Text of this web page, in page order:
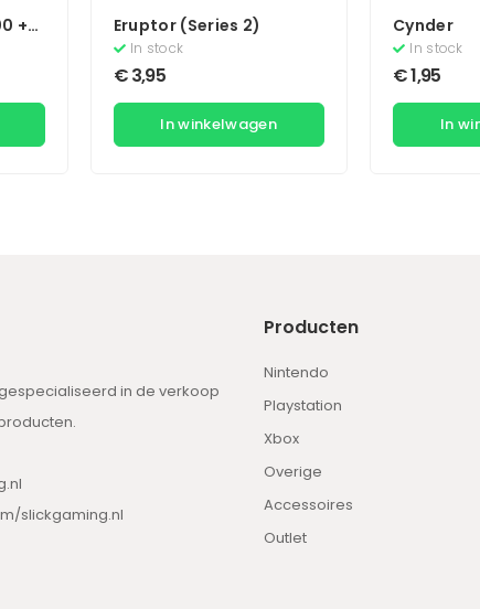
+
Eruptor (Series 2)
In stock
€3,95
In winkelwagen
Cynder
In stock
€1,95
In
in de verkoop
slickgaming.nl
Producten
Nintendo
Playstation
Xbox
Overige
Accessoires
Outlet